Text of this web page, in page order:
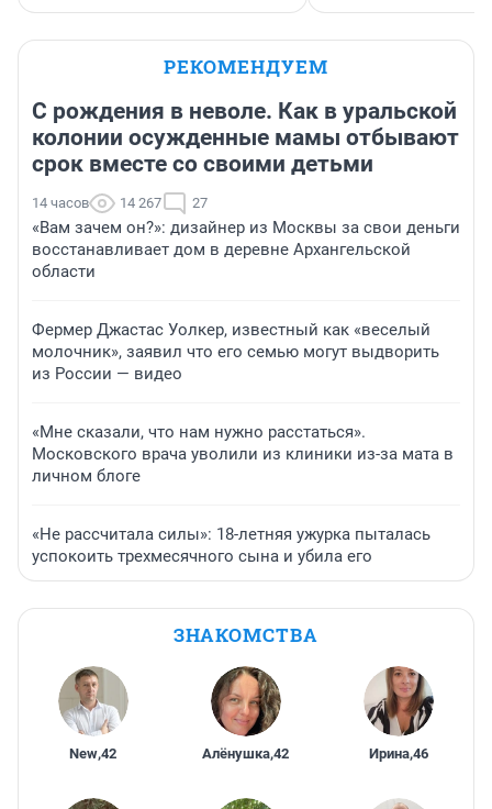
РЕКОМЕНДУЕМ
С рождения в неволе. Как в уральской
колонии осужденные мамы отбывают
срок вместе со своими детьми
14 часов 14 267 27
«Вам зачем он?»: дизайнер из Москвы за свои деньги
восстанавливает дом в деревне Архангельской
области
Фермер Джастас Уолкер, известный как «веселый
молочник», заявил что его семью могут выдворить
из России — видео
«Мне сказали, что нам нужно расстаться».
Московского врача уволили из клиники из-за мата в
личном блоге
«Не рассчитала силы»: 18-летняя ужурка пыталась
успокоить трехмесячного сына и убила его
ЗНАКОМСТВА
New,42 Алёнушка,42 Ирина,46